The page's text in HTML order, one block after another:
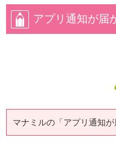
アプリ通知が届
マナミルの「アプリ通知が